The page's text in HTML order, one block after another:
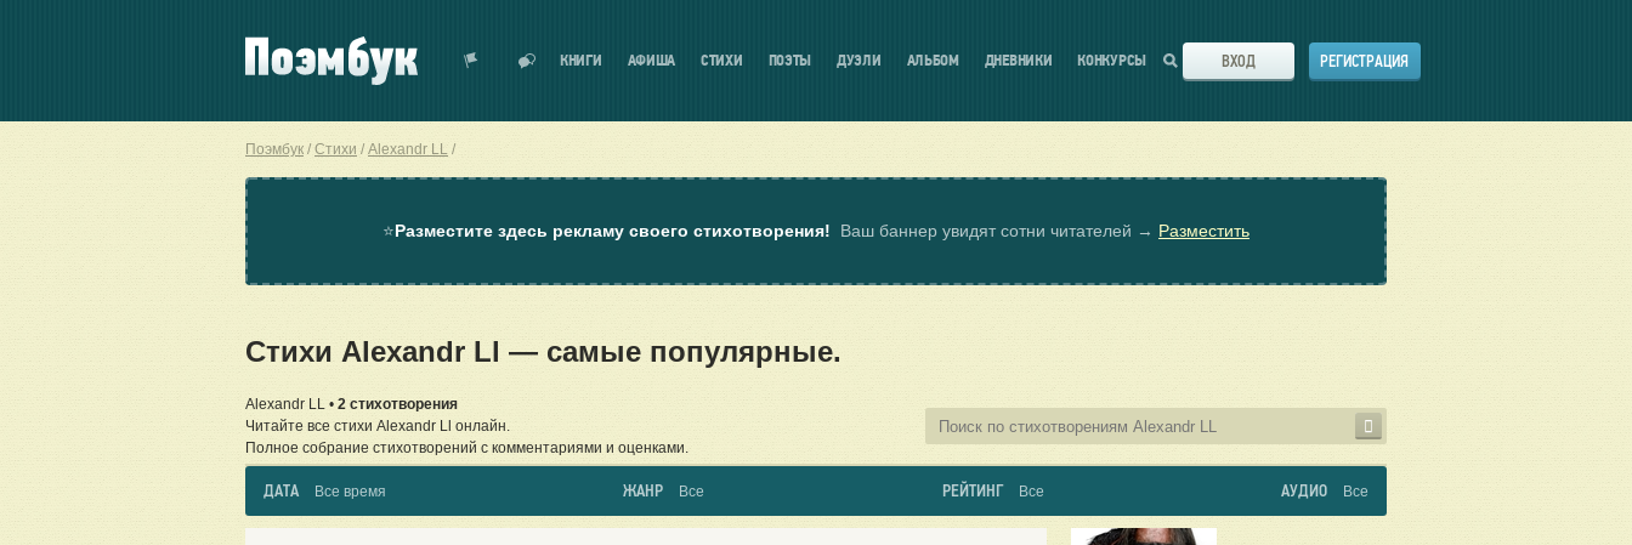
КНИГИ АФИША СТИХИ ПОЭТЫ ДУЭЛИ АЛЬБОМ ДНЕВНИКИ КОНКУРСЫ ВХОД РЕГИСТРАЦИЯ
Поэмбук Стихи Alexandr LL
⭐Разместите здесь рекламу своего стихотворения! Ваш баннер увидят сотни читателей → Разместить
Стихи Alexandr Ll — самые популярные.
Alexandr LL • 2 стихотворения
Читайте все стихи Alexandr Ll онлайн.
Полное собрание стихотворений с комментариями и оценками.
ДАТА Все время ЖАНР Все РЕЙТИНГ Все АУДИО Все